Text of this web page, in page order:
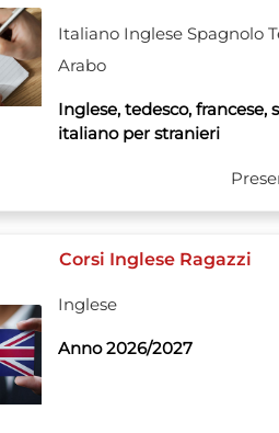
Italiano Inglese Spagnolo
Arabo
Inglese, tedesco, francese,
italiano per stranieri
Corsi Inglese Ragazzi
Inglese
Anno 2026/2027